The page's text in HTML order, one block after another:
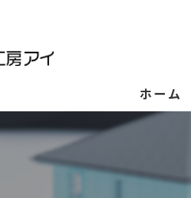
ホーム